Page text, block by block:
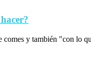
comes y también "con lo